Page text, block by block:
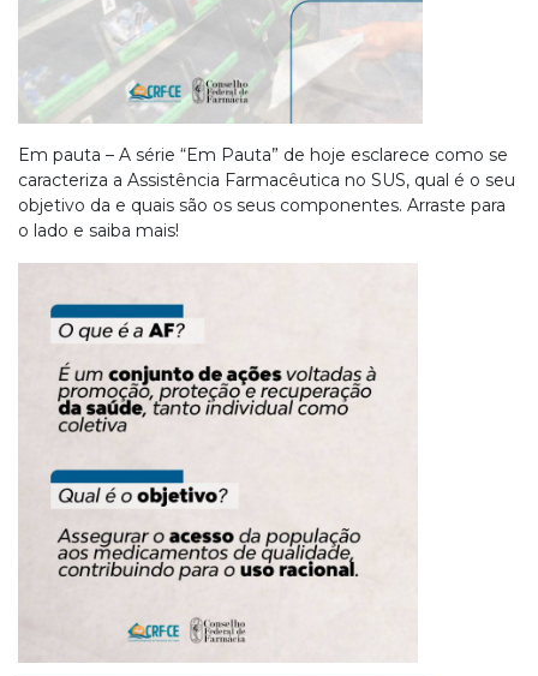
Em pauta – A série “Em Pauta” de hoje esclarece como se
caracteriza a Assistência Farmacêutica no SUS, qual é o seu
objetivo da e quais são os seus componentes. Arraste para
o lado e saiba mais!